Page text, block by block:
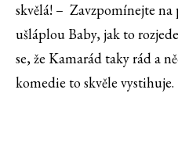
skvělá! – Zavzpomínejte
ušláplou Baby, jak to
se, že Kamarád taky rád a
komedie to skvěle vystihuje.